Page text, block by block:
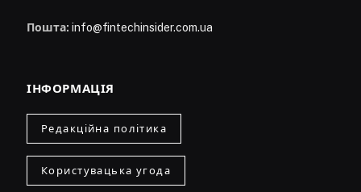
Пошта: info@fintechinsider.com.ua
ІНФОРМАЦІЯ
Редакційна політика
Користувацька угода